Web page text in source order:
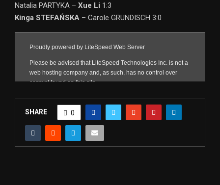
Natalia PARTYKA – Xue Li 1:3
Kinga STEFAŃSKA – Carole GRUNDISCH 3:0
SHARE 0